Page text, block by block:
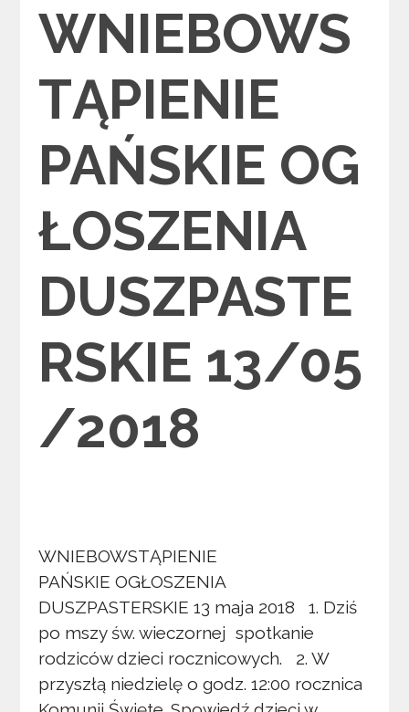
WNIEBOWS
TĄPIENIE
PAŃSKIE OG
ŁOSZENIA
DUSZPASTE
RSKIE 13/05
/2018
WNIEBOWSTĄPIENIE
PAŃSKIE OGŁOSZENIA
DUSZPASTERSKIE 13 maja 2018 1. Dziś
po mszy św. wieczornej spotkanie
rodziców dzieci rocznicowych. 2. W
przyszłą niedzielę o godz. 12:00 rocznica